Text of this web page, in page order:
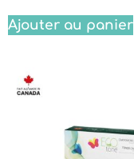
Ajouter au panier